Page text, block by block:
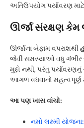
અતિઉપયોગ પર્યાવરણ
ઊર્જા સંરક્ષણ કેમ
ઊર્જાના બેફામ વપરાશથી
જેવી સમસ્યાઓ વધુ ગંભીર
મુદ્દો નથી, પરંતુ
આગળ વધવાનો મહત્વપૂર્ણ
આ પણ ખાસ વાંચો:
નમો લક્ષ્મી